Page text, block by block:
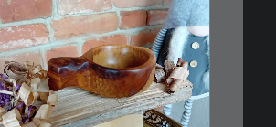
€15,00
Ein Holzbecher im
Wikinger-Stil. Inspiriert…